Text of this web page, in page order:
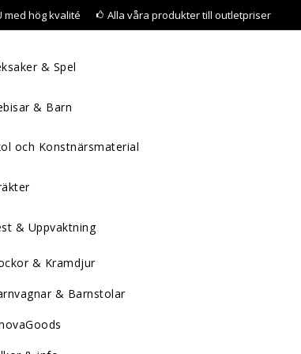
med hög kvalité Alla våra produkter till outletpriser
& Spel
& Barn
och Konstnärsmaterial
& Uppvaktning
& Kramdjur
& Barnstolar